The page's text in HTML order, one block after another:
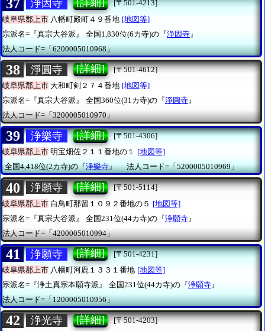
37 浄因寺
[〒501-4213]
岐阜県郡上市 八幡町殿町４９番地 [地図等]
宗派名=『真宗大谷派』
全国1,830位(6カ寺)の『浄因寺 』
法人コード=「6200005010968」
38 淨圓寺 [詳細]
[〒501-4612]
岐阜県郡上市 大和町剣２７４番地 [地図等]
宗派名=『真宗大谷派』
全国360位(31カ寺)の『淨圓寺』
法人コード=「3200005010970」
39 浄樂寺 [詳細]
[〒501-4306]
岐阜県郡上市 明宝畑佐２１１番地の１ [地図等]
全国4,418位(2カ寺)の『浄樂寺』 法人コード=「5200005010969」
40 浄願寺 [詳細]
[〒501-5114]
岐阜県郡上市 白鳥町那留１０９２番地の５ [地図等]
宗派名=『真宗大谷派』
全国231位(44カ寺)の『浄願寺 』
法人コード=「4200005010994」
41 浄願寺 [詳細]
[〒501-4231]
岐阜県郡上市 八幡町河鹿１３３１番地 [地図等]
宗派名=『浄土真宗本願寺派』
全国231位(44カ寺)の『浄願寺』
法人コード=「1200005010956」
42 浄光寺 [詳細]
[〒501-4203]